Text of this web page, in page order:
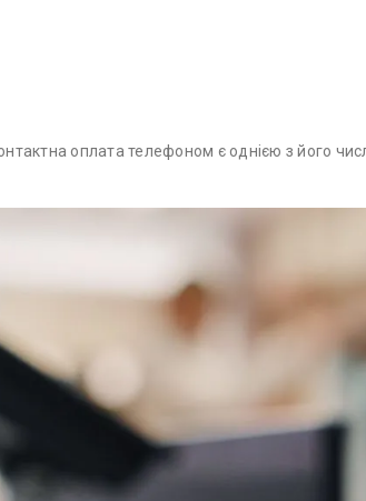
оплата телефоном є однією з його